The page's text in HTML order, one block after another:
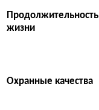
Продолжительность
жизни
Охранные качества